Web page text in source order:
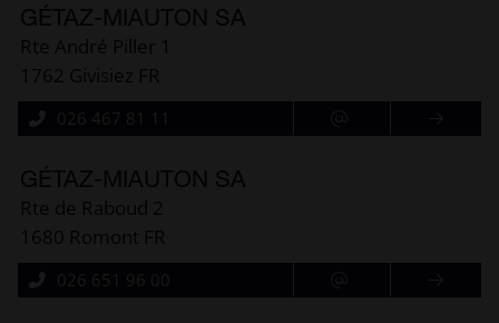
GÉTAZ-MIAUTON SA
Rte André Piller 1
1762 Givisiez FR
026 467 81 11
GÉTAZ-MIAUTON SA
Rte de Raboud 2
1680 Romont FR
026 651 96 00